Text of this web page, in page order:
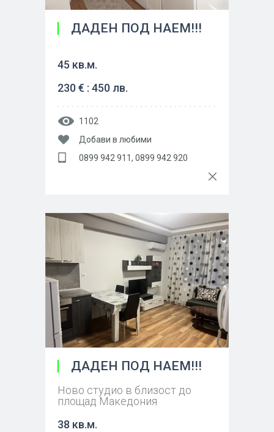
ДАДЕН ПОД НАЕМ!!!
45 кв.м.
230 € : 450 лв.
1102
Добави в любими
0899 942 911, 0899 942 920
ДАДЕН ПОД НАЕМ!!!
Ново студио в близост до
площад Македония
38 кв.м.